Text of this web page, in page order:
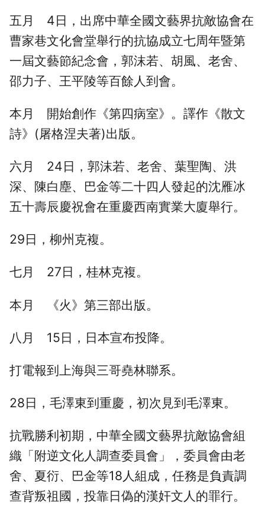
五月 4日，出席中華全國文藝界抗敵協會在
曹家巷文化會堂舉行的抗協成立七周年暨第
一屆文藝節紀念會，郭沫若、胡風、老舍、
邵力子、王平陵等百餘人到會。
本月 開始創作《第四病室》。譯作《散文
詩》(屠格涅夫著)出版。
六月 24日，郭沫若、老舍、葉聖陶、洪
深、陳白塵、巴金等二十四人發起的沈雁冰
五十壽辰慶祝會在重慶西南實業大廈舉行。
29日，柳州克複。
七月 27日，桂林克複。
本月 《火》第三部出版。
八月 15日，日本宣布投降。
打電報到上海與三哥堯林聯系。
28日，毛澤東到重慶，初次見到毛澤東。
抗戰勝利初期，中華全國文藝界抗敵協會組
織「附逆文化人調查委員會」，委員會由老
舍、夏衍、巴金等18人組成，任務是負責調
查背叛祖國，投靠日偽的漢奸文人的罪行。